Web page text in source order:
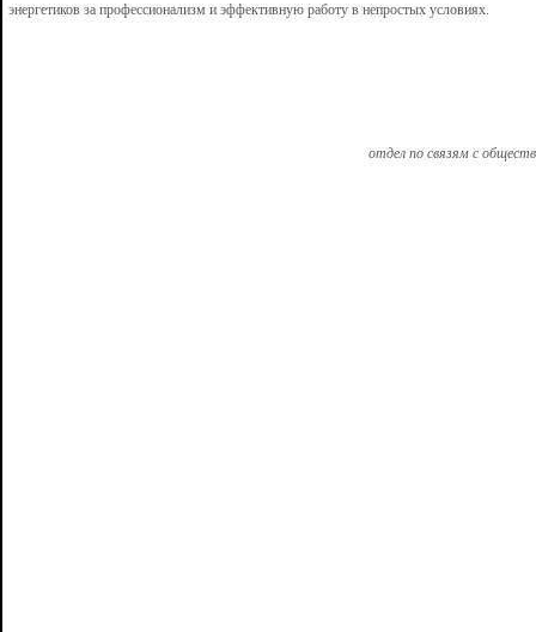
энергетиков за профессионализм и эффективную работу в непростых условиях.
отдел по связям с